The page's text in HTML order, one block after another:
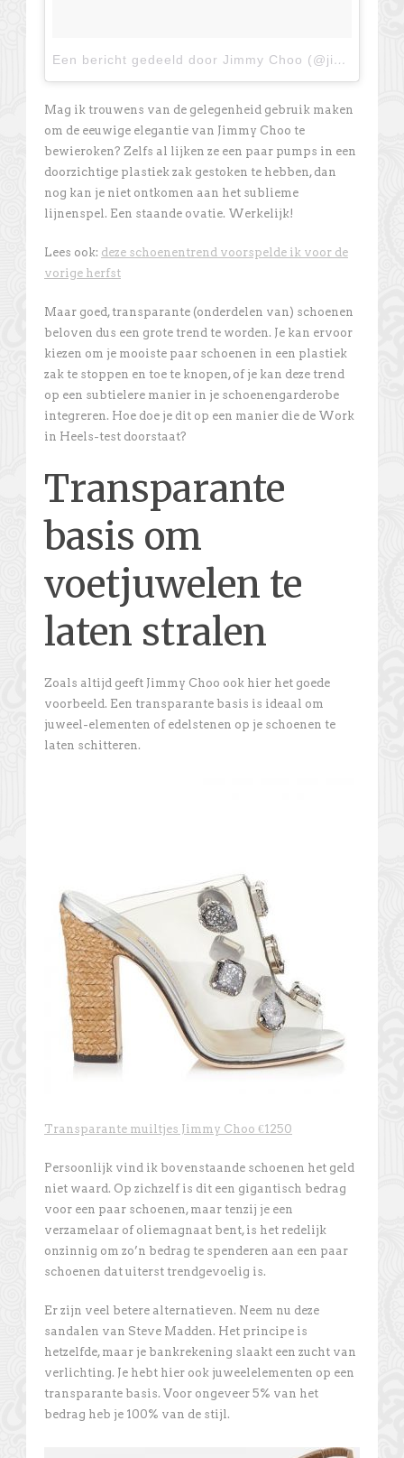
Een bericht gedeeld door Jimmy Choo (@jimmychoo)
Mag ik trouwens van de gelegenheid gebruik maken
om de eeuwige elegantie van Jimmy Choo te
bewieroken? Zelfs al lijken ze een paar pumps in een
doorzichtige plastiek zak gestoken te hebben, dan
nog kan je niet ontkomen aan het sublieme
lijnenspel. Een staande ovatie. Werkelijk!
Lees ook: deze schoenentrend voorspelde ik voor de
vorige herfst
Maar goed, transparante (onderdelen van) schoenen
beloven dus een grote trend te worden. Je kan ervoor
kiezen om je mooiste paar schoenen in een plastiek
zak te stoppen en toe te knopen, of je kan deze trend
op een subtielere manier in je schoenengarderobe
integreren. Hoe doe je dit op een manier die de Work
in Heels-test doorstaat?
Transparante
basis om
voetjuwelen te
laten stralen
Zoals altijd geeft Jimmy Choo ook hier het goede
voorbeeld. Een transparante basis is ideaal om
juweel-elementen of edelstenen op je schoenen te
laten schitteren.
Transparante muiltjes Jimmy Choo €1250
Persoonlijk vind ik bovenstaande schoenen het geld
niet waard. Op zichzelf is dit een gigantisch bedrag
voor een paar schoenen, maar tenzij je een
verzamelaar of oliemagnaat bent, is het redelijk
onzinnig om zo’n bedrag te spenderen aan een paar
schoenen dat uiterst trendgevoelig is.
Er zijn veel betere alternatieven. Neem nu deze
sandalen van Steve Madden. Het principe is
hetzelfde, maar je bankrekening slaakt een zucht van
verlichting. Je hebt hier ook juweelelementen op een
transparante basis. Voor ongeveer 5% van het
bedrag heb je 100% van de stijl.